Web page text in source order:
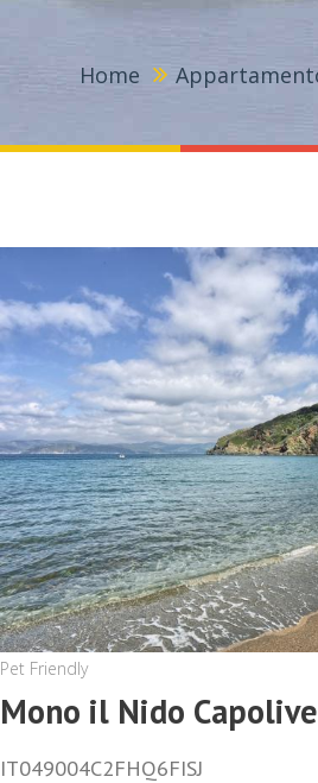
Home
Pet Friendly
Mono il Nido
IT049004C2FHQ6FISJ